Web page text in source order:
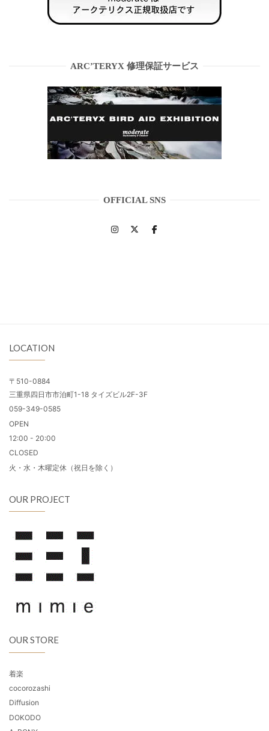
ARC’TERYX 修理保証サービス
OFFICIAL SNS
LOCATION
〒510-0884
三重県四日市市泊町1-18 タイズビル2F-3F
059-349-0585
OPEN
12:00 - 20:00
CLOSED
火・水・木曜定休（祝日を除く）
OUR PROJECT
OUR STORE
着楽
cocorozashi
Diffusion
DOKODO